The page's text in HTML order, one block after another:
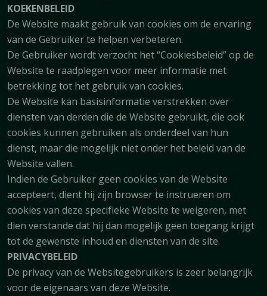
KOEKENBELEID
De Website maakt gebruik van cookies om de ervaring
van de Gebruiker te helpen verbeteren.
De Gebruiker wordt verzocht het “Cookiesbeleid” op de
Website te raadplegen voor meer informatie met
betrekking tot het gebruik van cookies.
De Website kan basisinformatie verstrekken over
diensten van derden die de Website gebruikt, die ook
cookies kunnen gebruiken als onderdeel van hun
dienst, maar die mogelijk niet onder het beleid van de
Website vallen.
Indien de Gebruiker geen cookies van de Website
accepteert, dient hij zijn browser te instrueren om
cookies van deze specifieke Website te weigeren, met
dien verstande dat hij dan mogelijk geen toegang krijgt
tot de gewenste inhoud en diensten van de site.
PRIVACYBELEID
De privacy van de Websitegebruikers is zeer belangrijk
voor de eigenaars van deze Website.